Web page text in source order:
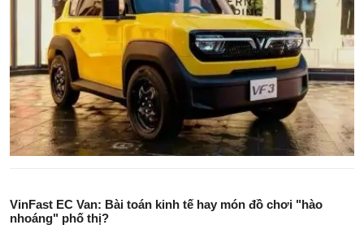
VinFast EC Van: Bài toán kinh tế hay món đồ chơi "hào
nhoáng" phố thị?